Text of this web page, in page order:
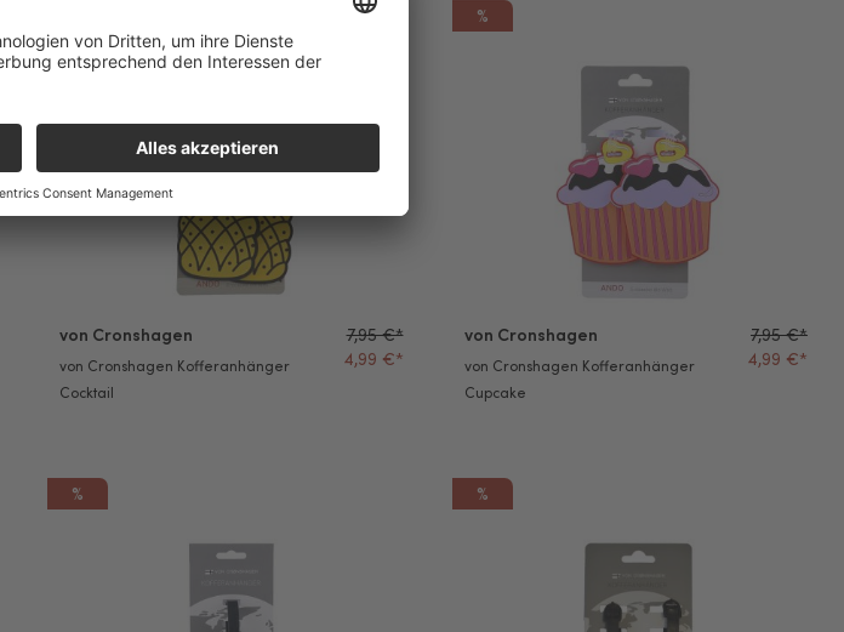
von Cronshagen Kofferanhänger Cocktail
von Cronshagen
von Cronshagen Kofferanhänger
Cocktail
7,95 €*
4,99 €*
%
von Cronshagen
von Cronshagen Kofferanhänger
Cupcake
7,95 €*
4,99 €*
% %